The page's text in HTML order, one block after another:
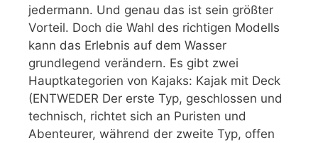
jedermann. Und genau das ist sein größter
Vorteil. Doch die Wahl des richtigen Modells
kann das Erlebnis auf dem Wasser
grundlegend verändern. Es gibt zwei
Hauptkategorien von Kajaks: Kajak mit Deck
(ENTWEDER Der erste Typ, geschlossen und
technisch, richtet sich an Puristen und
Abenteurer, während der zweite Typ, offen